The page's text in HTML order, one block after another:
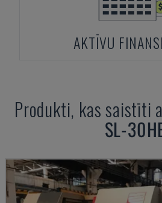
AKTĪVU
Produkti, kas saistīti
SL-